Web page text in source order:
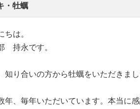
・牡蠣
ちは。
持永です。
知り合いの方から牡蠣をいただきまし
年、毎年いただいています。本当に